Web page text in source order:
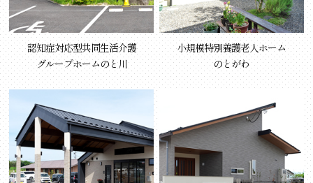
認知症対応型共同生活介護
グループホームのと川
小規模特別養護老人ホーム
のとがわ